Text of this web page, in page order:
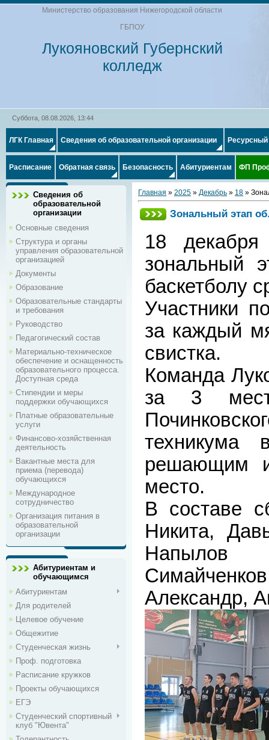
Министерство образования Нижегородской области
ГБПОУ
Лукояновский Губернский
колледж
Суббота, 08.08.2026, 13:44
ЛГК Главная Сведения об образовательной организации Ресурсный
Расписание Обратная связь Безопасность Абитуриентам ФП
Сведения об
образовательной
организации
Основные сведения
Структура и органы
управления образовательной
организацией
Документы
Образование
Образовательные стандарты
и требования
Руководство
Педагогический состав
Материально-техническое
обеспечение и оснащенность
образовательного процесса.
Доступная среда
Стипендии и меры
поддержки обучающихся
Платные образовательные
услуги
Финансово-хозяйственная
деятельность
Вакантные места для
приема (перевода)
обучающихся
Международное
сотрудничество
Организация питания в
образовательной
организации
Абитуриентам и
обучающимся
Абитуриентам
Для родителей
Целевое обучение
Общежитие
Студенческая жизнь
Проф. подготовка
Расписание кружков
Проекты обучающихся
ЕГЭ
Студенческий спортивный
клуб "Ювента"
Главная » 2025 » Декабрь » 18 »
Зональный этап
18
зональный
баскетболу
Участники
за каждый
свистка.
Команда
за 3
решающим
место.
В составе
Никита,
Напылов
Александр,